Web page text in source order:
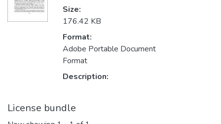
Size:
176.42 KB
Format:
Adobe Portable Document
Format
Description:
License bundle